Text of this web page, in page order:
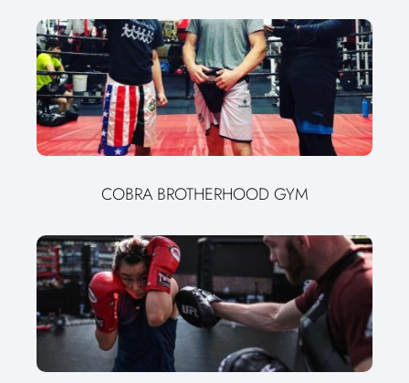
COBRA BROTHERHOOD GYM